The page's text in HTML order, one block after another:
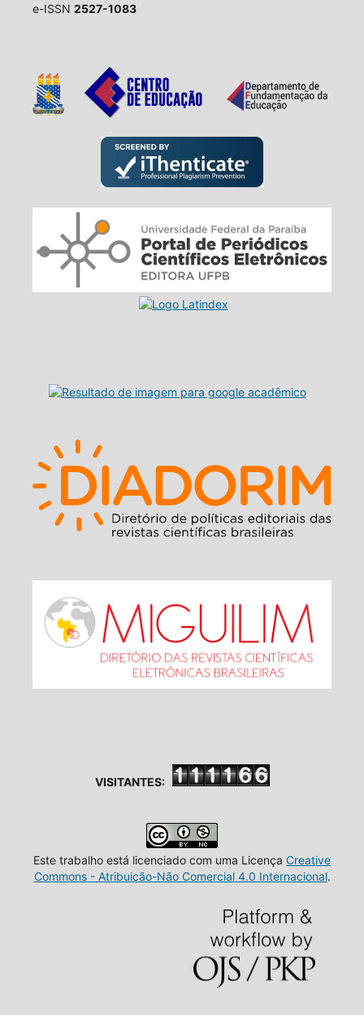
e-ISSN 2527-1083
VISITANTES:
Este trabalho está licenciado com uma Licença Creative
Commons - Atribuição-Não Comercial 4.0 Internacional.